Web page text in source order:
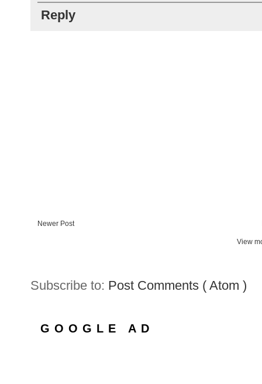
Reply
Newer Post
View
Subscribe to: Post Comments ( Atom )
GOOGLE AD